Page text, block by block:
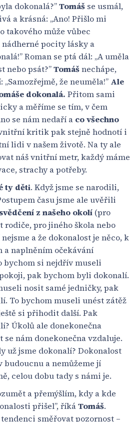
dokonalá?”Tomáš se usmál,
a krásná: „Ano! Přišlo mi
takového může vůbec
pocity lásky a
Roman se ptá dál: „A uměla
nebo psát?”Tomášnechápe,
že neuměla!” Ale
dokonalá. Přitom sami
a měříme se tím, v čem
se nám nedaří a co všechno
kritik pak stejně hodnotí i
lidi v našem životě. Na ty ale
náš vnitřní metr, každý máme
strachy a potřeby.
ty děti. Když jsme se narodili,
času jsme ale uvěřili
z našeho okolí (pro
rodiče, pro jiného škola nebo
a že dokonalost je něco, k
a naplněním očekávání
bychom si nejdřív museli
pak bychom byli dokonalí.
nosit samé jedničky, pak
To bychom museli unést zátěž
si přihodit další. Pak
Úkolů ale donekonečna
nám donekonečna vzdaluje.
už jsme dokonalí? Dokonalost
budoucnu a nemůžeme jí
celou dobu tady s námi je.
a přemýšlím, kdy a kde
přišel”, říkáTomáš.
směřovat pozornost –